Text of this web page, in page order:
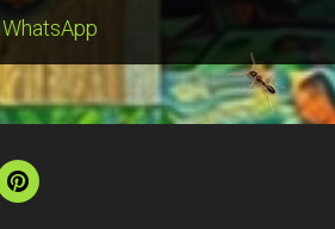
WhatsApp
Pinterest